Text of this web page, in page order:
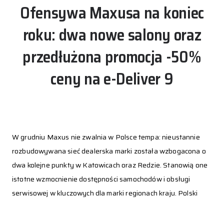
Ofensywa Maxusa na koniec
roku: dwa nowe salony oraz
przedłużona promocja -50%
ceny na e-Deliver 9
W grudniu Maxus nie zwalnia w Polsce tempa: nieustannie
rozbudowywana sieć dealerska marki została wzbogacona o
dwa kolejne punkty w Katowicach oraz Redzie. Stanowią one
istotne wzmocnienie dostępności samochodów i obsługi
serwisowej w kluczowych dla marki regionach kraju. Polski